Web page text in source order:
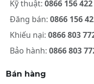
Kỹ thuật: 0866 156 422
Đăng bán: 0866 156
Khiếu nại: 0866 803
Bảo hành: 0866 803
Bán hàng